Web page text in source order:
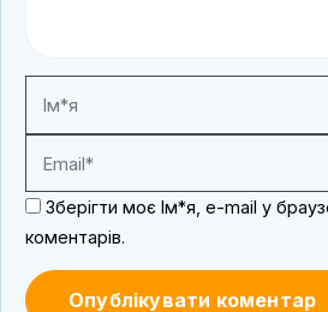
Зберігти моє Ім*я, e-mail у
коментарів.